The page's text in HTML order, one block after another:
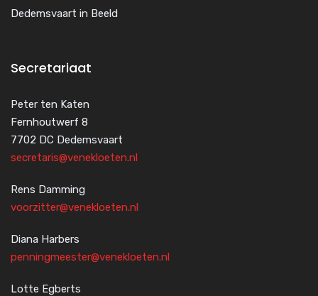
Dedemsvaart in Beeld
Secretariaat
Peter ten Katen
Fernhoutwerf 8
7702 DC Dedemsvaart
secretaris@venekloeten.nl
Rens Damming
voorzitter@venekloeten.nl
Diana Harbers
penningmeester@venekloeten.nl
Lotte Egberts